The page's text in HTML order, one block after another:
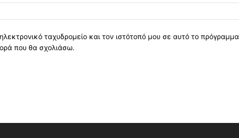
ταχυδρομείο και τον ιστότοπό μου σε αυτό το πρόγραμμα
που θα σχολιάσω.